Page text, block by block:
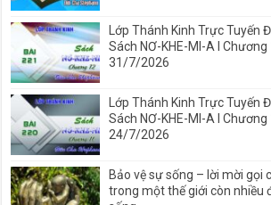
Lớp Thánh Kinh Trực Tuyến
Sách NƠ-KHE-MI-A I Chương
31/7/2026
Lớp Thánh Kinh Trực Tuyến
Sách NƠ-KHE-MI-A I Chương
24/7/2026
Bảo vệ sự sống – lời mời gọi
trong một thế giới còn nhiều